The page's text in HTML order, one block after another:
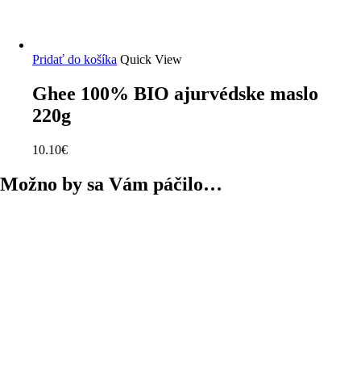
Pridať do košíka Quick View
Ghee 100% BIO ajurvédske maslo
220g
10.10€
Možno by sa Vám páčilo…